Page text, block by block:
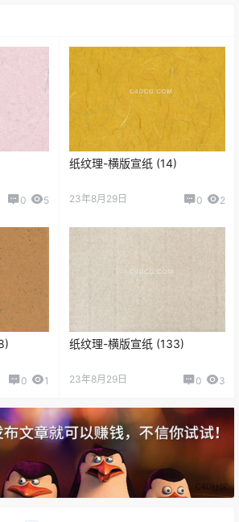
0 5
纸纹理-横版宣纸 (14)
23年8月29日 0 2
0 1
纸纹理-横版宣纸 (133)
23年8月29日 0 3